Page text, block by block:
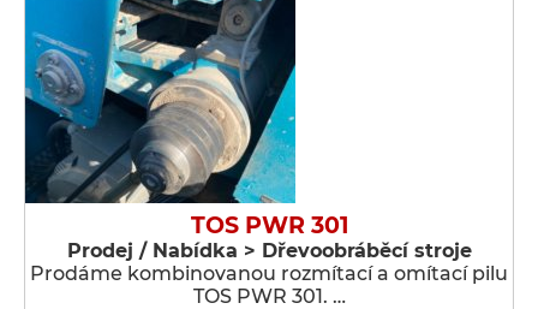
TOS PWR 301
Prodej / Nabídka > Dřevoobráběcí stroje
Prodáme kombinovanou rozmítací a omítací pilu
TOS PWR 301. …